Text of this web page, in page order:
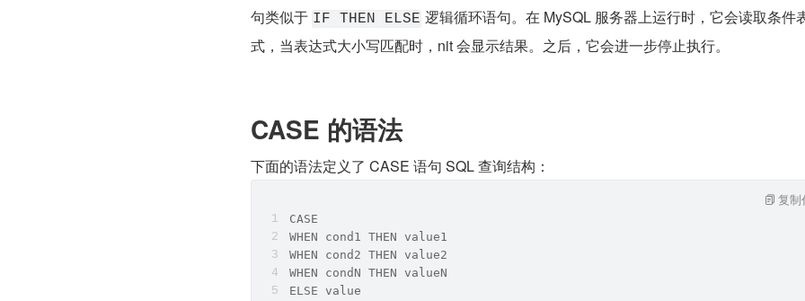
句类似于 IF THEN ELSE 逻辑循环语句。在 MySQL 服务器上运行时，它会读取条件
式，当表达式大小写匹配时，nit 会显示结果。之后，它会进一步停止执行。
CASE 的语法
下面的语法定义了 CASE 语句 SQL 查询结构：
CASE
WHEN cond1 THEN value1
WHEN cond2 THEN value2
WHEN condN THEN valueN
ELSE value
复制